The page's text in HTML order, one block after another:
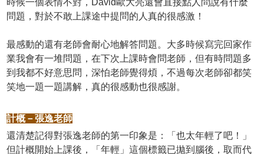
時候一個表情不對，David歐大亮還會直接點人問說有什麼
問題，對於不敢上課途中提問的人真的很感激！
最感動的還有老師會耐心地解答問題。大多時候寫完回家作
業我會有一堆問題，在下次上課時會問老師，但有時問題多
到我都不好意思問，深怕老師覺得煩，不過每次老師卻都笑
笑地一題一題講解，真的很感動也很感謝。
計概－張逸老師
還清楚記得對張逸老師的第一印象是：「也太年輕了吧！」
但計概開始上課後，「年輕」這個標籤已拋到腦後，取而代